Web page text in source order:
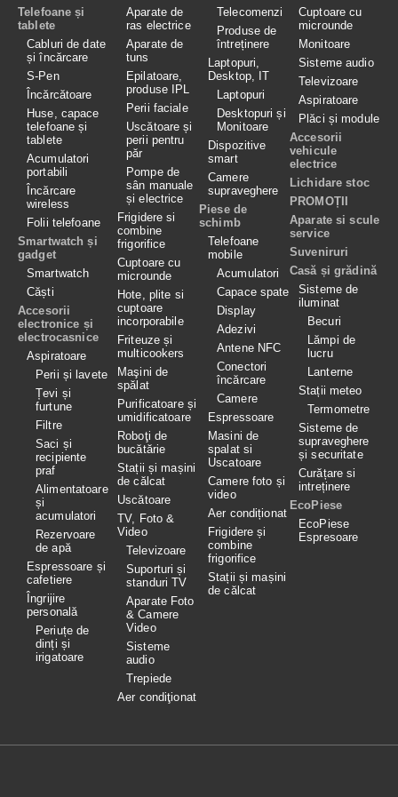
Telefoane și
tablete
Cabluri de date
și încărcare
S-Pen
Încărcătoare
Huse, capace
telefoane și
tablete
Acumulatori
portabili
Încărcare
wireless
Folii telefoane
Smartwatch și
gadget
Smartwatch
Căști
Accesorii
electronice și
electrocasnice
Aspiratoare
Perii și lavete
Țevi și
furtune
Filtre
Saci și
recipiente
praf
Alimentatoare
și
acumulatori
Rezervoare
de apă
Espressoare și
cafetiere
Îngrijire
personală
Periuțe de
dinți și
irigatoare
Aparate de
ras electrice
Aparate de
tuns
Epilatoare,
produse IPL
Perii faciale
Uscătoare și
perii pentru
păr
Pompe de
sân manuale
și electrice
Frigidere si
combine
frigorifice
Cuptoare cu
microunde
Hote, plite si
cuptoare
incorporabile
Friteuze și
multicookers
Maşini de
spălat
Purificatoare și
umidificatoare
Roboţi de
bucătărie
Stații și mașini
de călcat
Uscătoare
TV, Foto &
Video
Televizoare
Suporturi și
standuri TV
Aparate Foto
& Camere
Video
Sisteme
audio
Trepiede
Aer condiţionat
Telecomenzi
Produse de
întreținere
Laptopuri,
Desktop, IT
Laptopuri
Desktopuri și
Monitoare
Dispozitive
smart
Camere
supraveghere
Piese de
schimb
Telefoane
mobile
Acumulatori
Capace spate
Display
Adezivi
Antene NFC
Conectori
încărcare
Camere
Espressoare
Masini de
spalat si
Uscatoare
Camere foto și
video
Aer condiționat
Frigidere și
combine
frigorifice
Stații și mașini
de călcat
Cuptoare cu
microunde
Monitoare
Sisteme audio
Televizoare
Aspiratoare
Plăci și module
Accesorii
vehicule
electrice
Lichidare stoc
PROMOȚII
Aparate si scule
service
Suveniruri
Casă și grădină
Sisteme de
iluminat
Becuri
Lămpi de
lucru
Lanterne
Stații meteo
Termometre
Sisteme de
supraveghere
și securitate
Curățare si
intreținere
EcoPiese
EcoPiese
Espresoare